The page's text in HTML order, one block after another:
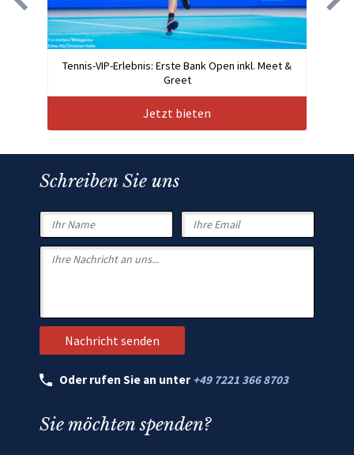
Tennis-VIP-Erlebnis: Erste Bank Open inkl. Meet &
Greet
Jetzt bieten
Schreiben Sie uns
Oder rufen Sie an unter +49 7221 366 8703
Sie möchten spenden?